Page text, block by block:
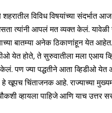
विविध विषयांच्या संदर्भात
त्यांनी आपलं मत व्यक्त केलं.
बातम्या अनेक ठिकाणांहून येत
येत होते, ते सुरुवातीला मला एआय
पण ज्या पद्धतीने आता व्हिडीओ
खूपच चिंताजनक आहे. राज्याच्या
व्हायला पाहिजे आणि याच उत्तर